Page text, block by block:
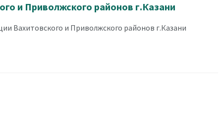
и Приволжского районов г.Казани
Вахитовского и Приволжского районов г.Казани